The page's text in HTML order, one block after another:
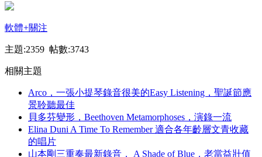
軟體+關注
主題:2359 帖數:3743
相關主題
Arco，一張小提琴錄音很美的Easy Listening，聖誕節應
景聆聽最佳
貝多芬變形，Beethoven Metamorphoses，演錄一流
Elina Duni A Time To Remember 適合各年齡層文青收藏
的唱片
山本剛三重奏最新錄音， A Shade of Blue，老當益壯值